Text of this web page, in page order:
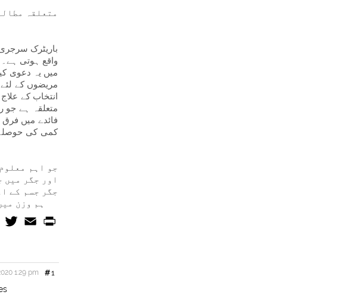
متعلقہ
باریٹرک
واقع ہوتی ہے۔
میں یہ دعوی
کمی کی
جو اہم
اور جگر میں
جگر جسم کے
ہم وزن
o
o
w
e
r
m
#1
1:29 pm